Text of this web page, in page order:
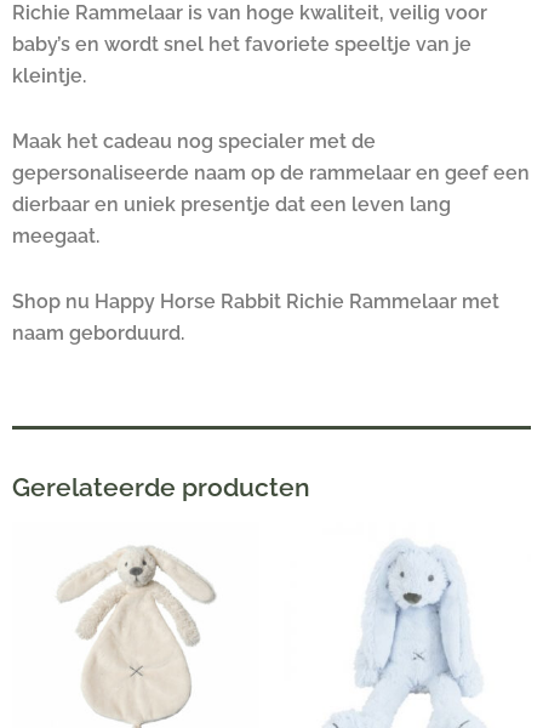
Richie Rammelaar is van hoge kwaliteit, veilig voor
baby’s en wordt snel het favoriete speeltje van je
kleintje.
Maak het cadeau nog specialer met de
gepersonaliseerde naam op de rammelaar en geef een
dierbaar en uniek presentje dat een leven lang
meegaat.
Shop nu Happy Horse Rabbit Richie Rammelaar met
naam geborduurd.
Gerelateerde producten